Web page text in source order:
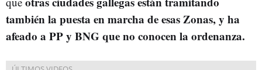
también la puesta en marcha de esas Zonas, y ha
afeado a PP y BNG que no conocen la ordenanza.